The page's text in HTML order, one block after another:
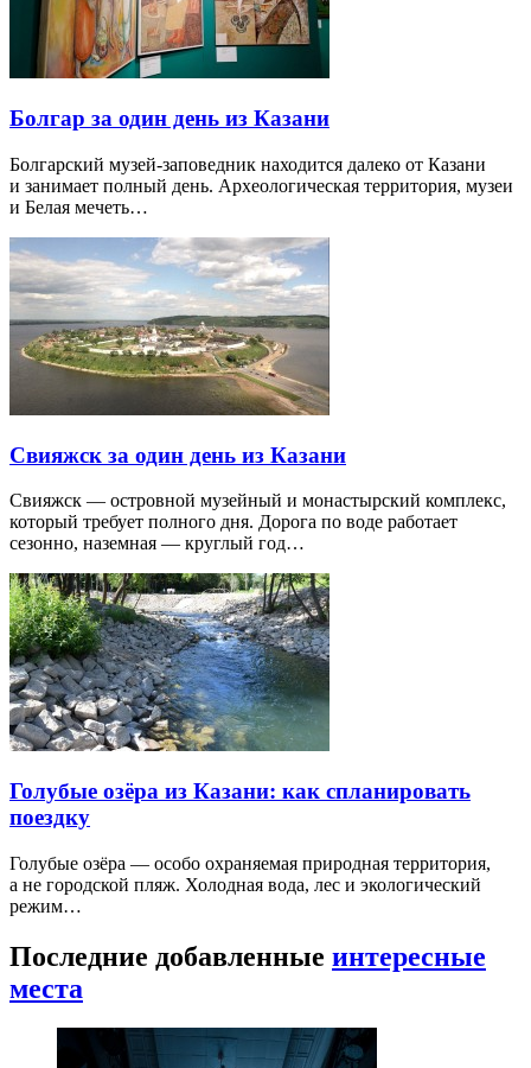
Болгар за один день из Казани
Болгарский музей-заповедник находится далеко от Казани
и занимает полный день. Археологическая территория, музеи
и Белая мечеть…
Свияжск за один день из Казани
Свияжск — островной музейный и монастырский комплекс,
который требует полного дня. Дорога по воде работает
сезонно, наземная — круглый год…
Голубые озёра из Казани: как спланировать
поездку
Голубые озёра — особо охраняемая природная территория,
а не городской пляж. Холодная вода, лес и экологический
режим…
Последние добавленные интересные
места